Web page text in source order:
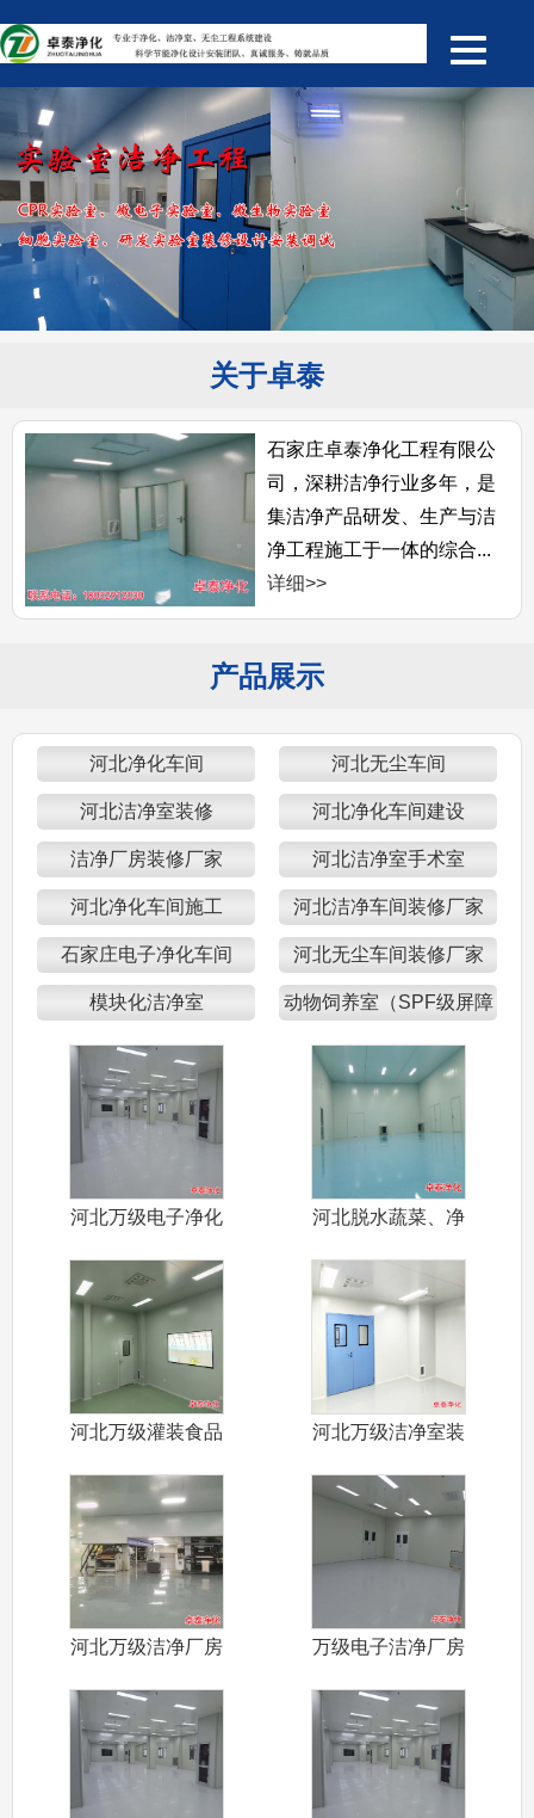
关于卓泰
石家庄卓泰净化工程有限公
司，深耕洁净行业多年，是
集洁净产品研发、生产与洁
净工程施工于一体的综合...
详细>>
产品展示
河北净化车间 河北无尘车间
河北洁净室装修 河北净化车间建设
洁净厂房装修厂家 河北洁净室手术室
河北净化车间施工 河北洁净车间装修厂家
石家庄电子净化车间 河北无尘车间装修厂家
模块化洁净室
动物饲养室（SPF级屏障
河北万级电子净化
河北脱水蔬菜、净
河北万级灌装食品
河北万级洁净室装
河北万级洁净厂房
万级电子洁净厂房